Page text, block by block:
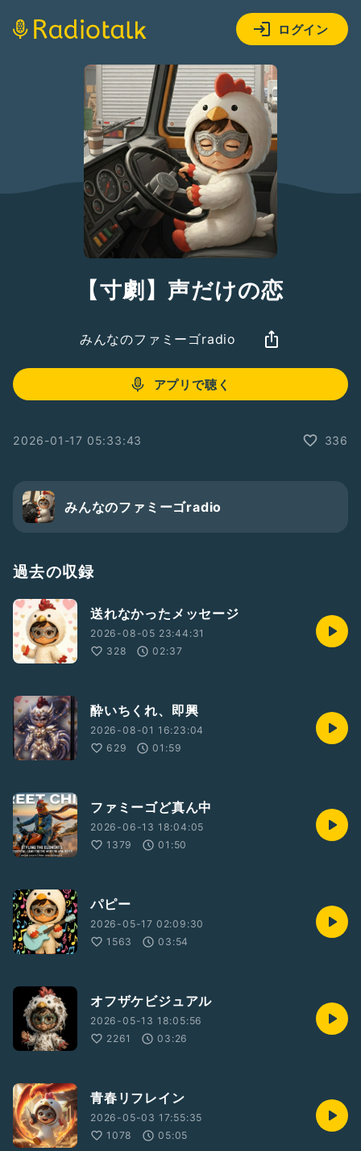
ログイン
【寸劇】声だけの恋
みんなのファミーゴradio
アプリで聴く
2026-01-17 05:33:43 336
みんなのファミーゴradio
過去の収録
送れなかったメッセージ
2026-08-05 23:44:31
328
02:37
酔いちくれ、即興
2026-08-01 16:23:04
629
01:59
ファミーゴど真ん中
2026-06-13 18:04:05
1379
01:50
パピー
2026-05-17 02:09:30
1563
03:54
オフザケビジュアル
2026-05-13 18:05:56
2261
03:26
青春リフレイン
2026-05-03 17:55:35
1078
05:05